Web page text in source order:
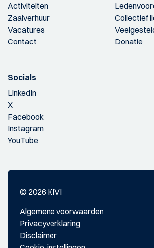
Activiteiten
Zaalverhuur
Vacatures
Contact
Collectief
Donatie
Socials
LinkedIn
X
Facebook
Instagram
YouTube
© 2026 KIVI
Algemene voorwaarden
Privacyverklaring
Disclaimer